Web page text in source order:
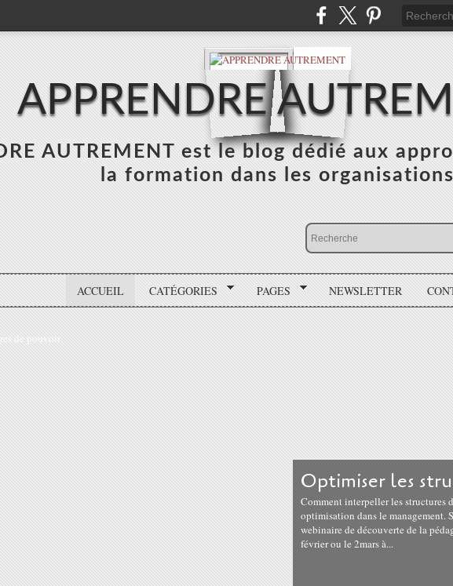
APPRENDRE
AUTREMENT est le blog dédié aux
la formation dans les organisations
ACCUEIL CATÉGORIES PAGES NEWSLETTER
Optimiser les
Comment interpeller les structures
optimisation dans le management.
webinaire de découverte de la
février ou le 2mars à...